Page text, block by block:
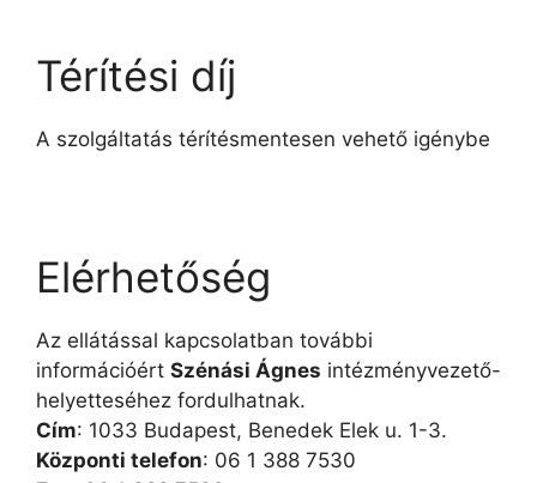
Térítési díj
A szolgáltatás térítésmentesen vehető igénybe
Elérhetőség
Az ellátással kapcsolatban további
információért Szénási Ágnes intézményvezető-
helyetteséhez fordulhatnak.
Cím: 1033 Budapest, Benedek Elek u. 1-3.
Központi telefon: 06 1 388 7530